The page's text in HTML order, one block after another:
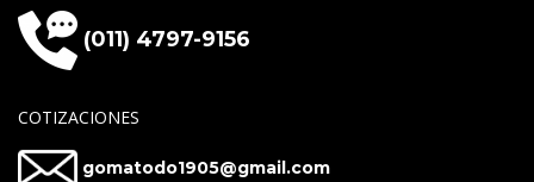
(011) 4797-9156
COTIZACIONES
gomatodo1905@gmail.com